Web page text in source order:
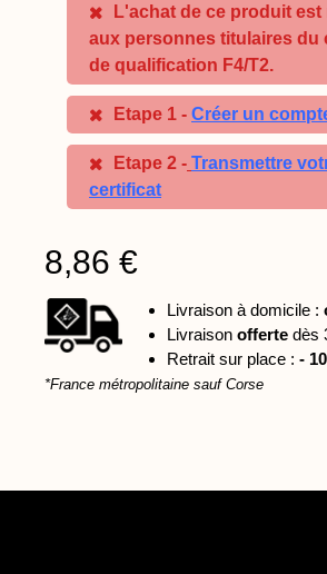
L'achat de ce produit est
aux personnes titulaires du
de qualification F4/T2.
Etape 1 - Créer un
Etape 2 - Transmettre
certificat
8,86 €
Livraison à domicile :
Livraison offerte dès
Retrait sur place : -
*France métropolitaine sauf Corse